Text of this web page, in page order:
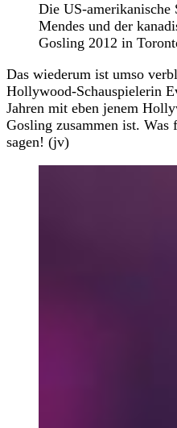
Die US-amerikanische
Mendes und der
Gosling 2012 in
Das wiederum ist umso
Hollywood-Schauspielerin
Jahren mit eben jenem
Gosling zusammen ist.
sagen! (jv)